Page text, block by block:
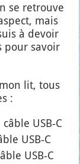
se retrouve
mais
à devoir
pour savoir
lit, tous
:
USB‑C
USB‑C
USB‑C